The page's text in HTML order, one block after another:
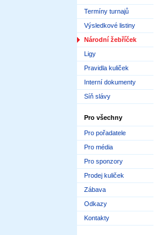
Termíny turnajů
Výsledkové listiny
Národní žebříček
Ligy
Pravidla kuliček
Interní dokumenty
Síň slávy
Pro všechny
Pro pořadatele
Pro média
Pro sponzory
Prodej kuliček
Zábava
Odkazy
Kontakty